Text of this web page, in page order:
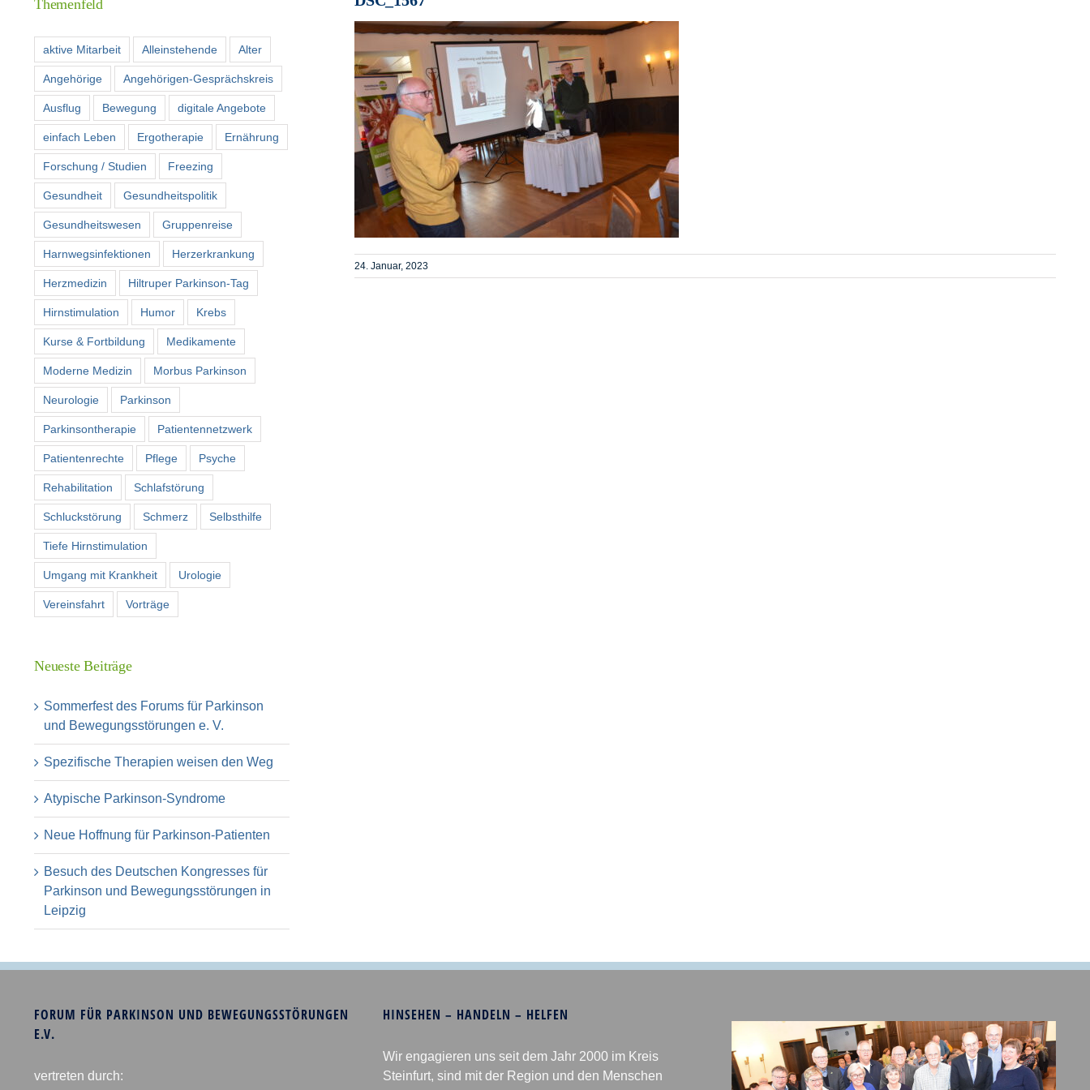
24. Januar, 2023
Themenfeld
aktive Mitarbeit Alleinstehende Alter
Angehörige Angehörigen-Gesprächskreis
Ausflug Bewegung digitale Angebote
einfach Leben Ergotherapie Ernährung
Forschung / Studien Freezing
Gesundheit Gesundheitspolitik
Gesundheitswesen Gruppenreise
Harnwegsinfektionen Herzerkrankung
Herzmedizin Hiltruper Parkinson-Tag
Hirnstimulation Humor Krebs
Kurse & Fortbildung Medikamente
Moderne Medizin Morbus Parkinson
Neurologie Parkinson
Parkinsontherapie Patientennetzwerk
Patientenrechte Pflege Psyche
Rehabilitation Schlafstörung
Schluckstörung Schmerz Selbsthilfe
Tiefe Hirnstimulation
Umgang mit Krankheit Urologie
Vereinsfahrt Vorträge
Neueste Beiträge
Sommerfest des Forums für Parkinson
und Bewegungsstörungen e. V.
Spezifische Therapien weisen den Weg
Atypische Parkinson-Syndrome
Neue Hoffnung für Parkinson-Patienten
Besuch des Deutschen Kongresses für
Parkinson und Bewegungsstörungen in
Leipzig
FORUM FÜR PARKINSON UND BEWEGUNGSSTÖRUNGEN
E.V.
vertreten durch:
HINSEHEN – HANDELN – HELFEN
Wir engagieren uns seit dem Jahr 2000 im Kreis
Steinfurt, sind mit der Region und den Menschen